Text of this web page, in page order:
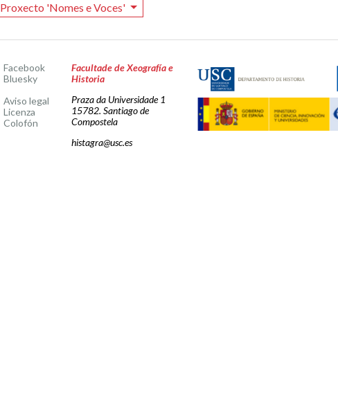
Proxecto 'Nomes e Voces'
Facebook
Bluesky
Aviso legal
Licenza
Colofón
Facultade de Xeografía e
Historia
Praza da Universidade 1
15782. Santiago de
Compostela
histagra@usc.es